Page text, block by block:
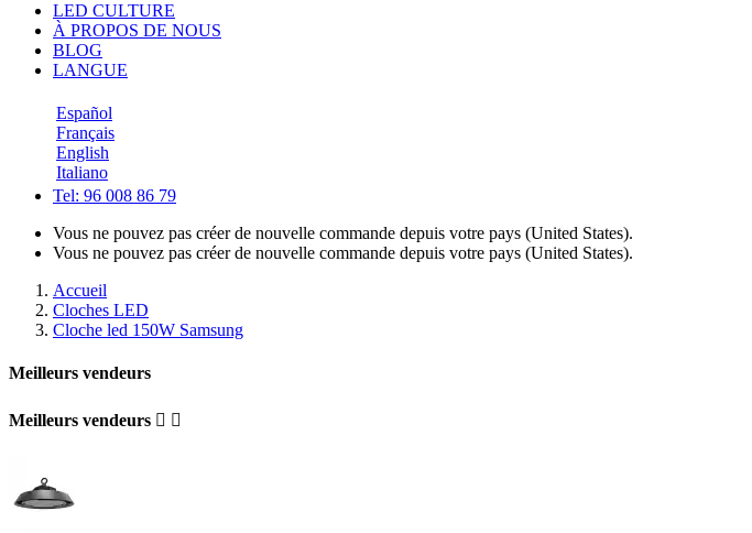
LED CULTURE
À PROPOS DE NOUS
BLOG
LANGUE
Español
Français
English
Italiano
Tel: 96 008 86 79
Vous ne pouvez pas créer de nouvelle commande depuis votre pays (United States).
Vous ne pouvez pas créer de nouvelle commande depuis votre pays (United States).
Accueil
Cloches LED
Cloche led 150W Samsung
Meilleurs vendeurs
Meilleurs vendeurs  